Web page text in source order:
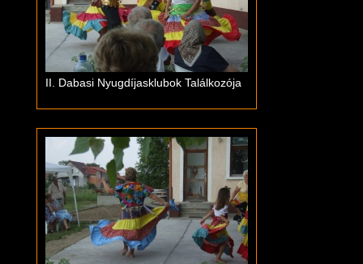
II. Dabasi Nyugdíjasklubok Találkozója